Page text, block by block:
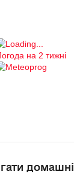
на 2 тижні